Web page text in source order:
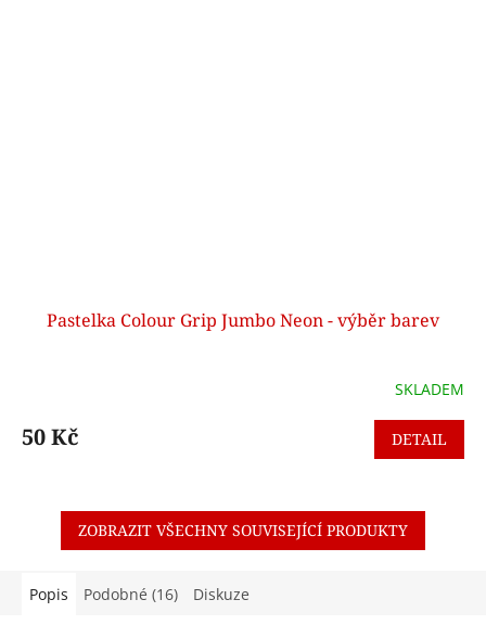
Pastelka Colour Grip Jumbo Neon - výběr barev
SKLADEM
50 Kč DETAIL
ZOBRAZIT VŠECHNY SOUVISEJÍCÍ PRODUKTY
Popis Podobné (16) Diskuze